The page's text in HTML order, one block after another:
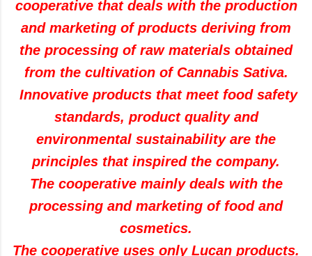
cooperative that deals with the production
and marketing of products deriving from
the processing of raw materials obtained
from the cultivation of Cannabis Sativa.
Innovative products that meet food safety
standards, product quality and
environmental sustainability are the
principles that inspired the company.
The cooperative mainly deals with the
processing and marketing of food and
cosmetics.
The cooperative uses only Lucan products.